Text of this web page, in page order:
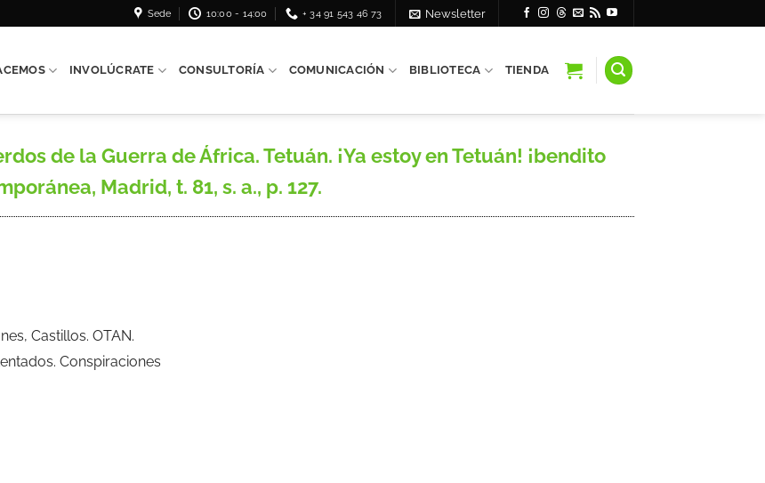
Sede 10:00 - 14:00 + 34 91 543 46 73 Newsletter
INVOLÚCRATE CONSULTORÍA COMUNICACIÓN BIBLIOTECA TIENDA
de la Guerra de África. Tetuán. ¡Ya estoy en Tetuán! ¡bendito
Madrid, t. 81, s. a., p. 127.
Castillos. OTAN.
Conspiraciones